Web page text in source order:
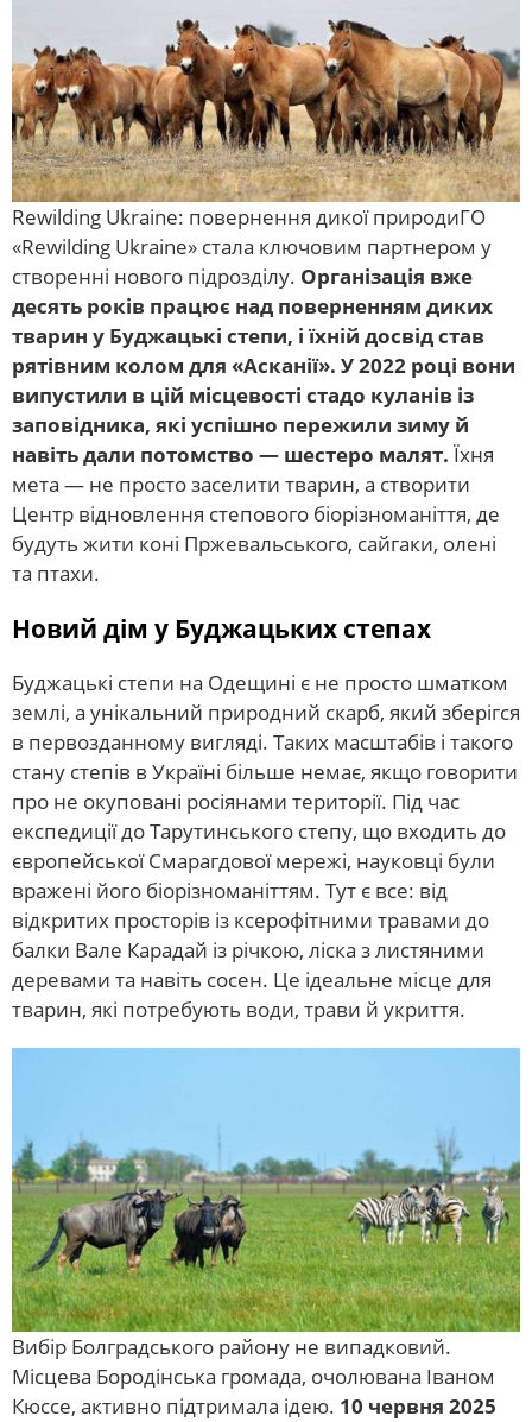
Rewilding Ukraine: повернення дикої природиГО
«Rewilding Ukraine» стала ключовим партнером у
створенні нового підрозділу. Організація вже
десять років працює над поверненням диких
тварин у Буджацькі степи, і їхній досвід став
рятівним колом для «Асканії». У 2022 році вони
випустили в цій місцевості стадо куланів із
заповідника, які успішно пережили зиму й
навіть дали потомство — шестеро малят. Їхня
мета — не просто заселити тварин, а створити
Центр відновлення степового біорізноманіття, де
будуть жити коні Пржевальського, сайгаки, олені
та птахи.
Новий дім у Буджацьких степах
Буджацькі степи на Одещині є не просто шматком
землі, а унікальний природний скарб, який зберігся
в первозданному вигляді. Таких масштабів і такого
стану степів в Україні більше немає, якщо говорити
про не окуповані росіянами території. Під час
експедиції до Тарутинського степу, що входить до
європейської Смарагдової мережі, науковці були
вражені його біорізноманіттям. Тут є все: від
відкритих просторів із ксерофітними травами до
балки Вале Карадай із річкою, ліска з листяними
деревами та навіть сосен. Це ідеальне місце для
тварин, які потребують води, трави й укриття.
Вибір Болградського району не випадковий.
Місцева Бородінська громада, очолювана Іваном
Кюссе, активно підтримала ідею. 10 червня 2025